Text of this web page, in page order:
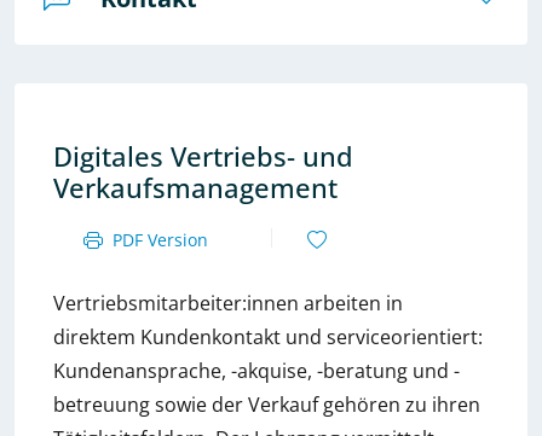
Digitales Vertriebs- und
Verkaufsmanagement
PDF Version
Vertriebsmitarbeiter:innen arbeiten in
direktem Kundenkontakt und serviceorientiert:
Kundenansprache, -akquise, -beratung und -
betreuung sowie der Verkauf gehören zu ihren